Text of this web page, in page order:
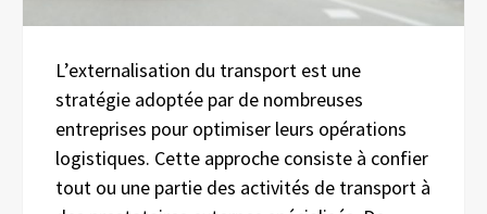
L’externalisation du transport est une
stratégie adoptée par de nombreuses
entreprises pour optimiser leurs opérations
logistiques. Cette approche consiste à confier
tout ou une partie des activités de transport à